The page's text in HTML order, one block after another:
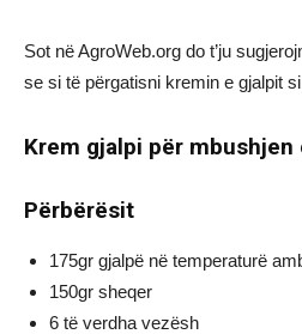
Sot në AgroWeb.org do t’ju
se si të përgatisni kremin e gjalpit
Krem gjalpi për mbushjen
Përbërësit
175gr gjalpë në temperaturë
150gr sheqer
6 të verdha vezësh